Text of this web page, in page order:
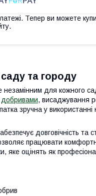
Тепер ви можете
та городу
для кожного
добривами, висаджування
зручна у використанні
довговічність та
працювати
яке оцінять як